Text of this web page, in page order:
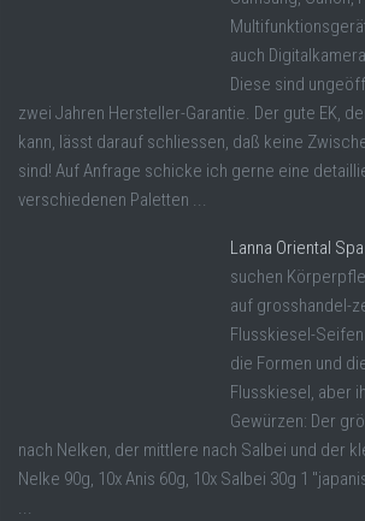
auch
Diese sind
zwei Jahren Hersteller-Garantie. Der gute EK,
kann, lässt darauf schliessen, daß keine
sind! Auf Anfrage schicke ich gerne eine
verschiedenen Paletten ...
Lanna Oriental
suchen
auf grosshandel-
Flusskiesel-
die Formen und
Flusskiesel, aber
Gewürzen: Der
nach Nelken, der mittlere nach Salbei und der
Nelke 90g, 10x Anis 60g, 10x Salbei 30g 1
...